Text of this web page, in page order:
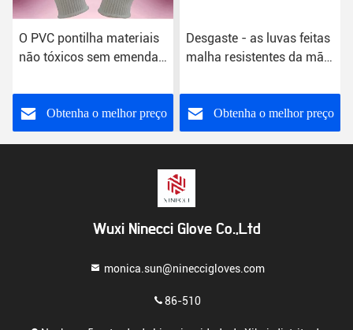
O PVC pontilha materiais
não tóxicos sem emenda
construção das luvas
Obtenha o melhor preço
Desgaste - as luvas feitas
malha resistentes da mão,
amostras grátis das luvas
do algodão
Obtenha o melhor preço
Wuxi Ninecci Glove Co.,Ltd
monica.sun@nineccigloves.com
86-510